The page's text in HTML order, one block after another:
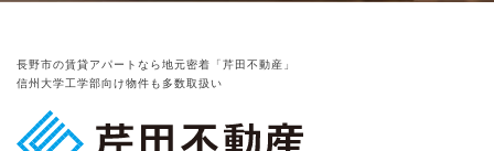
長野市の賃貸アパートなら地元密着「芹田不動産」
信州大学工学部向け物件も多数取扱い